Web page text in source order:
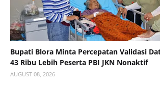
Bupati Blora Minta Percepatan Validasi
43 Ribu Lebih Peserta PBI JKN Nonaktif
AUGUST 08, 2026